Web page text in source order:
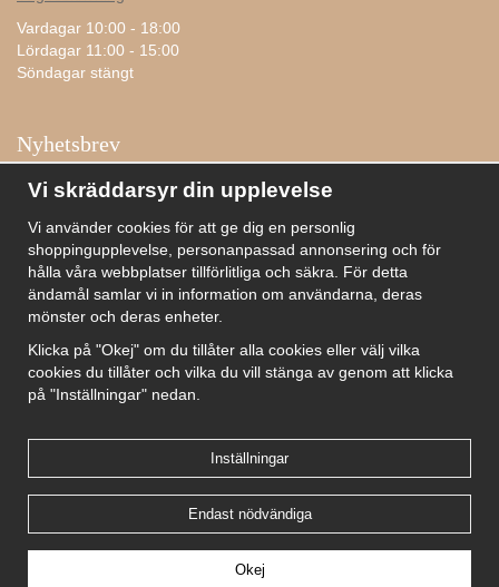
Vardagar 10:00 - 18:00
Lördagar 11:00 - 15:00
Söndagar stängt
Nyhetsbrev
Få inspiration, förtur till kampanjer, specialerbjudanden och
De uppgifter du matar in kommer endast användas till våra nyhetsbrev.
Logga in
Om cookies Integritetspolicy
Drift & produktion: Wikinggruppen
Vi skräddarsyr din upplevelse
Vi använder cookies för att ge dig en personlig
shoppingupplevelse, personanpassad annonsering och för
hålla våra webbplatser tillförlitliga och säkra. För detta
ändamål samlar vi in information om användarna, deras
mönster och deras enheter.
Klicka på "Okej" om du tillåter alla cookies eller välj vilka
cookies du tillåter och vilka du vill stänga av genom att klicka
på "Inställningar" nedan.
Inställningar
Endast nödvändiga
Okej